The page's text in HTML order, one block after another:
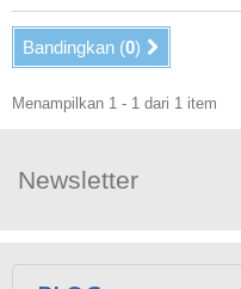
Bandingkan (0)
Menampilkan 1 - 1 dari 1 item
Newsletter